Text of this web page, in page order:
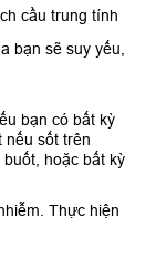
cầu trung tính
bạn sẽ suy yếu,
bạn có bất kỳ
nếu sốt trên
hoặc bất kỳ
Thực hiện